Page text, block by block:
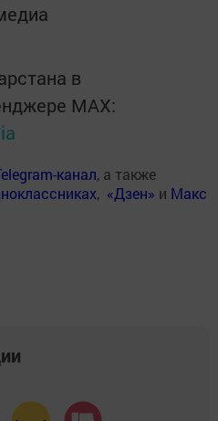
в
MАХ:
канал, а также
, «Дзен» и Макс